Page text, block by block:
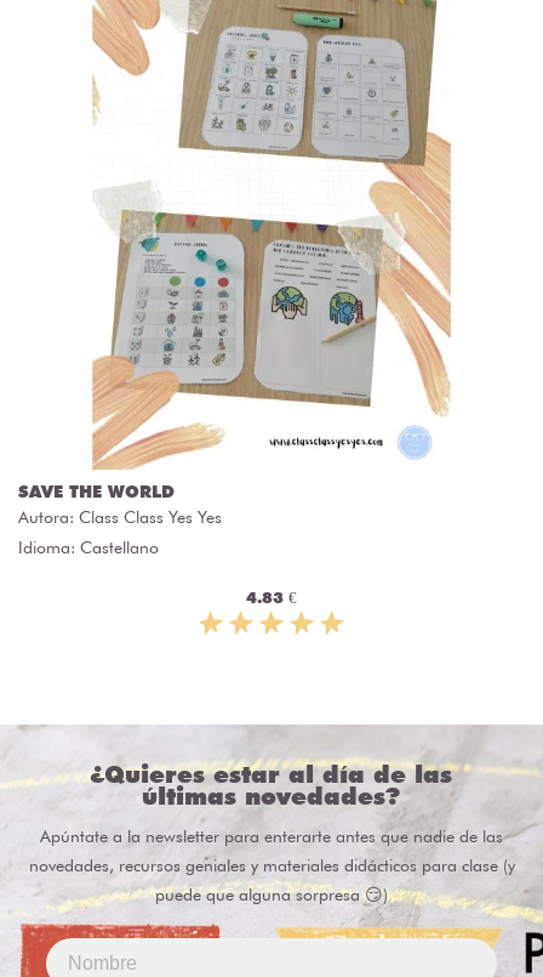
SAVE THE WORLD
Autora: Class Class Yes Yes
Idioma: Castellano
4.83 €
¿Quieres estar al día de las
últimas novedades?
Apúntate a la newsletter para enterarte antes que nadie de las
novedades, recursos geniales y materiales didácticos para clase (y
puede que alguna sorpresa 😏)